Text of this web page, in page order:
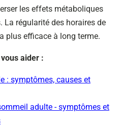
les effets métaboliques
régularité des horaires de
plus efficace à long terme.
aider :
: symptômes, causes et
adulte - symptômes et